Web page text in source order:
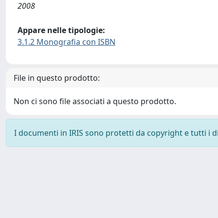
2008
Appare nelle tipologie:
3.1.2 Monografia con ISBN
File in questo prodotto:
Non ci sono file associati a questo prodotto.
I documenti in IRIS sono protetti da copyright e tutti i